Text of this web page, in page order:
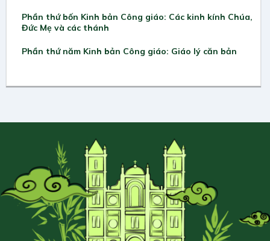
Phần thứ bốn Kinh bản Công giáo: Các kinh kính Chúa,
Đức Mẹ và các thánh
Phần thứ năm Kinh bản Công giáo: Giáo lý căn bản